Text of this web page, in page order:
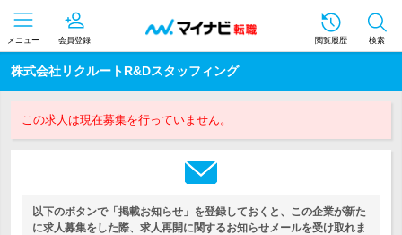
メニュー 会員登録 閲覧履歴 検索
株式会社リクルートR&Dスタッフィング
この求人は現在募集を行っていません。
以下のボタンで「掲載お知らせ」を登録しておくと、この企業が新た
に求人募集をした際、求人再開に関するお知らせメールを受け取れま